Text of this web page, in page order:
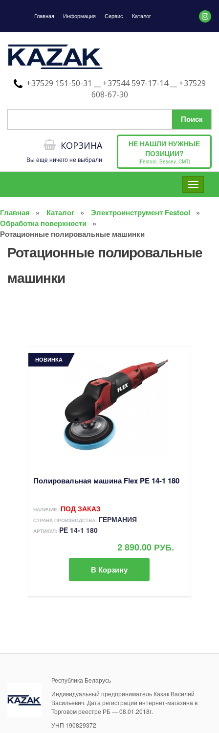
Главная Информация Сервис Каталог
+37529 151-50-31 __ +37544 597-17-14 __ +37529
608-67-30
КОРЗИНА
Вы еще ничего не выбрали
НЕ НАШЛИ НУЖНЫЕ
ПОЗИЦИИ?
(Festool, Bessey, CMT)
Toggle
Главная Каталог
Электроинструмент Festool
Обработка поверхности
Ротационные полировальные машинки
Ротационные полировальные
машинки
НОВИНКА
Полировальная машина Flex PE 14-1 180
НАЛИЧИЕ: ПОД ЗАКАЗ
СТРАНА ПРОИЗВОДСТВА:ГЕРМАНИЯ
АРТИКУЛ:PE 14-1 180
2 890.00 РУБ.
В Корзину
Республика Беларусь
Индивидуальный предприниматель Казак Василий
Васильевич. Дата регистрации интернет-магазина в
Торговом реестре РБ — 08.01.2018г.
УНП 190829372